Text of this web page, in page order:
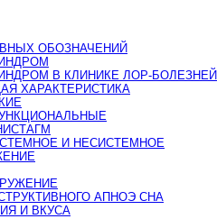
ОБОЗНАЧЕНИЙ
В КЛИНИКЕ ЛОР-БОЛЕЗНЕЙ
ХАРАКТЕРИСТИКА
И НЕСИСТЕМНОЕ
АПНОЭ СНА
И ВКУСА